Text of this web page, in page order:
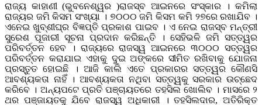
ରାଜ୍ୟ କାହାଣୀ (ଭୁବନେଶ୍ୱର )ରାଜସ୍ବ ଆଇନରେ ସଂସ୍କାର । କମିଲା
ରାଜ୍ୟର ଜମି କିସମ ସଂଖ୍ୟା । ୭୦୦୦ ଜମି କିସମ କମି ୨୭ରେ ରଖାଯିବ ।
ଏନେଇ ଖୁବ୍‌ଶୀଘ୍ର ବିଜ୍ଞପ୍ତି ପ୍ରକାଶ ପାଇବ । ଏ ନେଇ ରାଜସ୍ବ ମନ୍ତ୍ରୀ
ସୁରେଶ ପୂଜାରୀ ସୂଚନା ପ୍ରଦାନ କରିଛନ୍ତି । ସେହିଭଳି ଜମି ସତ୍ତ୍ୱର
ପରିବର୍ତ୍ତନ ହେବ । ରାଜ୍ୟରେ ରାଜସ୍ୱ ଆଇନରେ ୩୦୦୦ ସତ୍ତ୍ୱର
ପରିବର୍ତ୍ତନ କରାଯାଇ ଏହାକୁ ଦୁଇ ଅଙ୍କରେ ସୀମିତ ରଖିବାକୁ ଯୋଜନା
ପ୍ରସ୍ତୁତ ହୋଇଛି । ଆଜି କାଲି ଏତେ ପ୍ରକାରର ସତ୍ତ୍ୱର କୌଣସି
ଆବଶ୍ୟକତା ନାହିଁ । ଆବଶ୍ୟକତା ନଥିବା ସତ୍ତ୍ୱକୁ ସରକାର ଉଚ୍ଛେଦ
କରିବେ । ଅନ୍ୟପଟେ ପ୍ରତି ପଞ୍ଚାୟତରେ ତହସିଲ ଖୋଲିବ । ମାସରେ ୨
ଥର ପଞ୍ଜାୟତକୁ ଯିବେ ରାଜସ୍ୱ ଅଧିକାରୀ । ତହସିଲଦାର, ଅତିରିକ୍ତ